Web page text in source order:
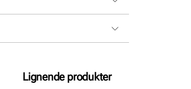
Lignende produkter